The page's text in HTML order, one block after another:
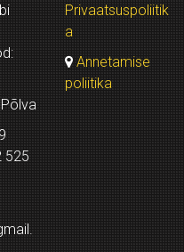
525
Privaatsuspoliitik
a
Annetamise
poliitika